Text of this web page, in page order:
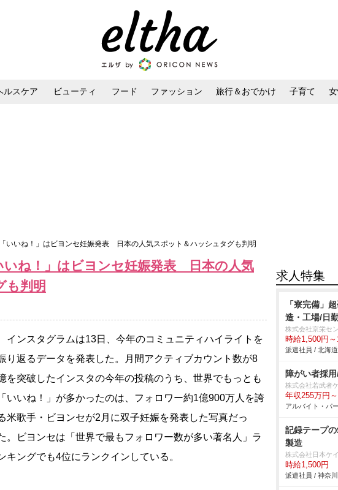
ルスケア ビューティ フード ファッション 旅行＆おでかけ 子育て
いいね！」はビヨンセ妊娠発表 日本の人気スポット＆ハッシュタグも判明
いね！」はビヨンセ妊娠発表 日本の人気
も判明
インスタグラムは13日、今年のコミュニティハイライトを
り返るデータを発表した。月間アクティブカウント数が8
を突破したインスタの今年の投稿のうち、世界でもっとも
「いいね！」が多かったのは、フォロワー約1億900万人を誇
米歌手・ビヨンセが2月に双子妊娠を発表した写真だっ
。ビヨンセは「世界で最もフォロワー数が多い著名人」ラ
キングでも4位にランクインしている。
求人特集
「寮完備」
造・工場/日
株式会社京栄セ
時給1,500円～
派遣社員 / 北海道
障がい者採
株式会社若武者
年収255万円
アルバイト・パ
記録テープ
製造
株式会社日本ケ
時給1,500円
派遣社員 / 神奈